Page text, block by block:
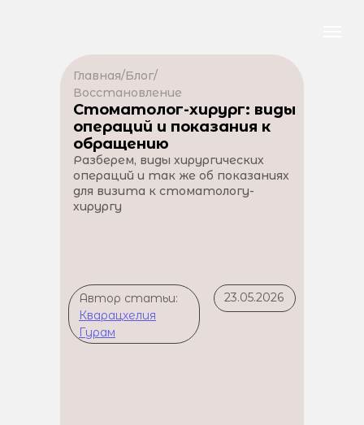
Главная/Блог/
Восстановление
Стоматолог-хирург: виды
операций и показания к
обращению
Разберем, виды хирургических
операций и так же об показаниях
для визита к стоматологу-
хирургу
Автор статьи:
Кварацхелия
Гурам
23.05.2026